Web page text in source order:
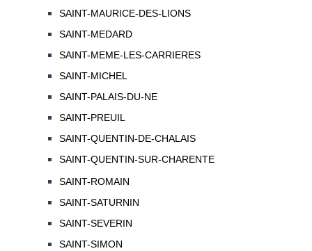
SAINT-MAURICE-DES-LIONS
SAINT-MEDARD
SAINT-MEME-LES-CARRIERES
SAINT-MICHEL
SAINT-PALAIS-DU-NE
SAINT-PREUIL
SAINT-QUENTIN-DE-CHALAIS
SAINT-QUENTIN-SUR-CHARENTE
SAINT-ROMAIN
SAINT-SATURNIN
SAINT-SEVERIN
SAINT-SIMON